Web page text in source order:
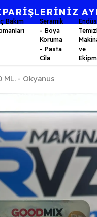
⭐KALİTE
Bakım
Seramik
- Boya
Koruma
- Pasta
Cila
ve
- Okyanus